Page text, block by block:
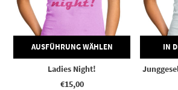
AUSFÜHRUNG WÄHLEN
Ladies Night!
€15,00
IN